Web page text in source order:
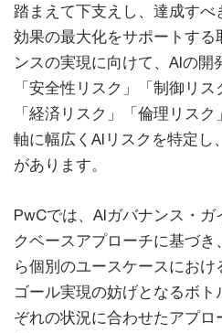
踏まえて下支えし、達成す
効果の最大化をサポートする
ンスの実現に向けて、AIの開
「安全性リスク」「制御リス
「経済リスク」「倫理リス
軸に幅広くAIリスクを特定し
があります。
PwCでは、AIガバナンス・
クベースアプローチに基づ
ら個別のユースケースにお
ゴール実現の妨げとなるボ
ぞれの状況に合わせたアプロ